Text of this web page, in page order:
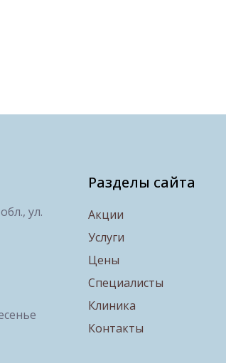
ул.
Разделы сайта
Акции
Услуги
Цены
Специалисты
Клиника
Контакты